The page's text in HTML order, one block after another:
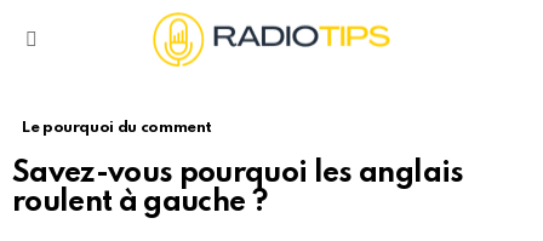
Le pourquoi du comment
Savez-vous pourquoi les anglais
roulent à gauche ?